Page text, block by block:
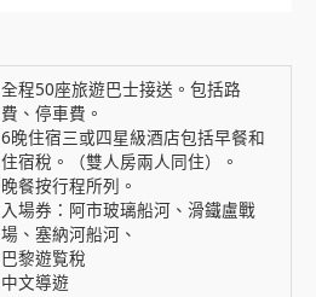
全程50座旅遊巴士接送。包括路
費、停車費。
6晚住宿三或四星級酒店包括早餐和
住宿稅。（雙人房兩人同住）。
晚餐按行程所列。
入場券：阿市玻璃船河、滑鐵盧戰
場、塞納河船河、
巴黎遊覧稅
中文導遊